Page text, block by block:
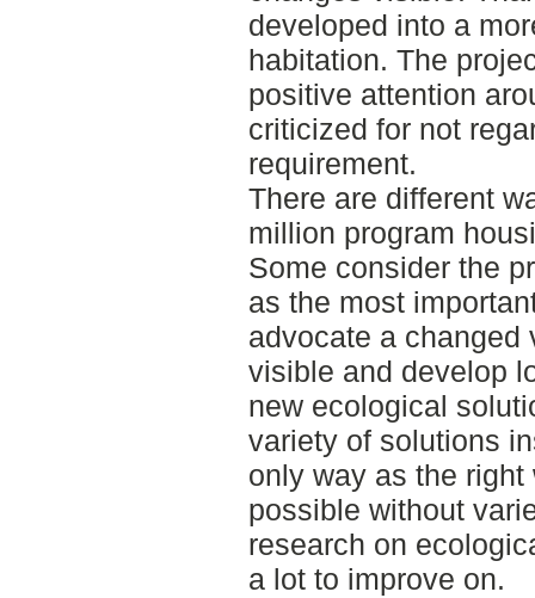
developed into a
habitation. The
positive attention
criticized for not
requirement.
There are different
million program
Some consider the
as the most
advocate a changed
visible and develop
new ecological
variety of solutions
only way as the
possible without
research on
a lot to improve on.